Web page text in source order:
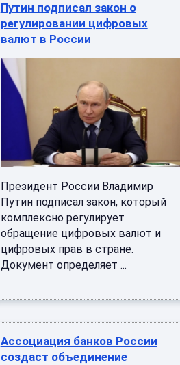
Путин подписал закон о
регулировании цифровых
валют в России
Президент России Владимир
Путин подписал закон, который
комплексно регулирует
обращение цифровых валют и
цифровых прав в стране.
Документ определяет ...
Ассоциация банков России
создаст объединение